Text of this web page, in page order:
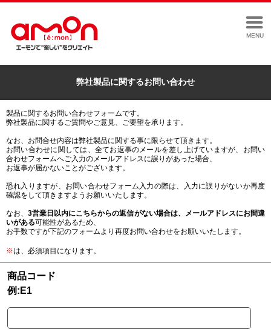
MENU
弊社製品に関するお問い合わせ
製品に関するお問い合わせフォームです。
弊社製品に関するご質問やご意見、ご要望を承ります。
なお、お問合せ内容は弊社製品に関する事に限らせて頂きます。
お問い合わせに関しては、全てお返事のメールを差し上げていますが、お問い
合わせフォームへご入力のメールアドレスに誤りがあった場合、
お返事が届かないことがございます。
恐れ入りますが、お問い合わせフォーム入力の際は、入力に誤りがないか再度
確認をして頂きますようお願いいたします。
なお、3営業日以内にこちらからの返信がない場合は、メールアドレスにお間違
いがある可能性があるため、
お手数ですが下記のフォームより再度お問い合わせをお願いいたします。
※は、必須項目になります。
商品コード
例:E1